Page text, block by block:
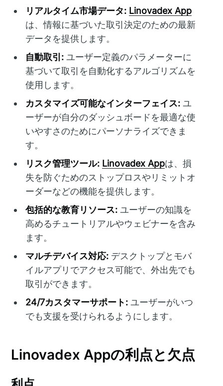
リアルタイム市場データ: Linovadex App
は、情報に基づいた取引決定のための最新
データを提供します。
自動取引:ユーザー定義のパラメーターに
基づいて取引を自動化するアルゴリズムを
使用します。
カスタマイズ可能なインターフェイス:ユ
ーザーが自分のダッシュボードを最適な使
いやすさのためにパーソナライズできま
す。
リスク管理ツール: Linovadex Appは、損
失を防ぐためのストップロスやリミットオ
ーダーなどの機能を提供します。
包括的な教育リソース:ユーザーの知識を
高めるチュートリアルやウェビナーを含み
ます。
マルチデバイス対応: デスクトップとモバ
イルアプリでアクセス可能で、外出先でも
取引ができます。
24/7カスタマーサポート:ユーザーがいつ
でも支援を受けられるようにします。
Linovadex Appの利点と欠点